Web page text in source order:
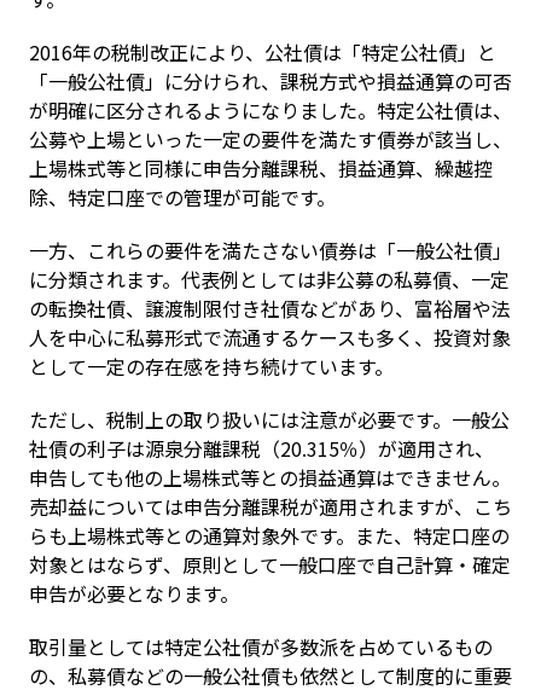
2016年の税制改正により、公社債は「特定公社債」と
「一般公社債」に分けられ、課税方式や損益通算の可否
が明確に区分されるようになりました。特定公社債は、
公募や上場といった一定の要件を満たす債券が該当し、
上場株式等と同様に申告分離課税、損益通算、繰越控
除、特定口座での管理が可能です。
一方、これらの要件を満たさない債券は「一般公社債」
に分類されます。代表例としては非公募の私募債、一定
の転換社債、譲渡制限付き社債などがあり、富裕層や法
人を中心に私募形式で流通するケースも多く、投資対象
として一定の存在感を持ち続けています。
ただし、税制上の取り扱いには注意が必要です。一般公
社債の利子は源泉分離課税（20.315％）が適用され、
申告しても他の上場株式等との損益通算はできません。
売却益については申告分離課税が適用されますが、こち
らも上場株式等との通算対象外です。また、特定口座の
対象とはならず、原則として一般口座で自己計算・確定
申告が必要となります。
取引量としては特定公社債が多数派を占めているもの
の、私募債などの一般公社債も依然として制度的に重要